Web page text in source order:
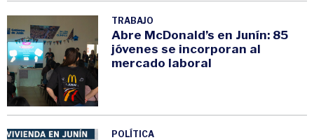
TRABAJO
Abre McDonald’s en Junín: 85
jóvenes se incorporan al
mercado laboral
POLÍTICA